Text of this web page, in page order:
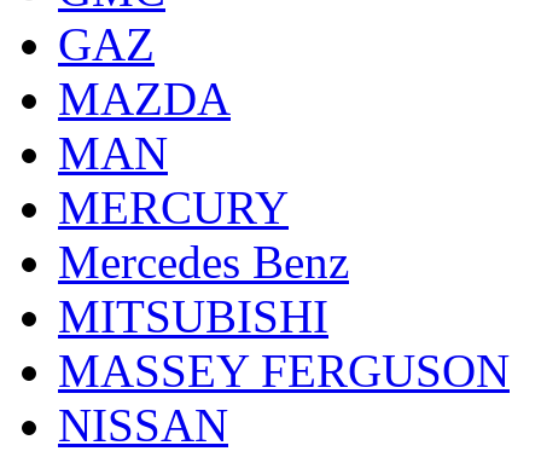
GAZ
MAZDA
MAN
MERCURY
Mercedes Benz
MITSUBISHI
MASSEY FERGUSON
NISSAN